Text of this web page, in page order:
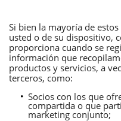
Si bien la mayoría de
usted o de su dispositivo,
proporciona cuando se
información que
productos y servicios, a
terceros, como:
Socios con los que
compartida o que
marketing conjunto;